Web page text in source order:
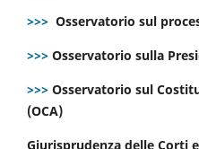
>>> Osservatorio sul
>>> Osservatorio sulla
>>> Osservatorio sul
(OCA)
Giurisprudenza delle Corti